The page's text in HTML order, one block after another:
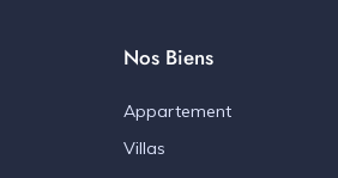
Nos Biens
Appartement
Villas